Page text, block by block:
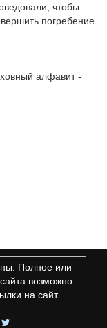
чтобы
погребение
алфавит -
Полное или
возможно
на сайт